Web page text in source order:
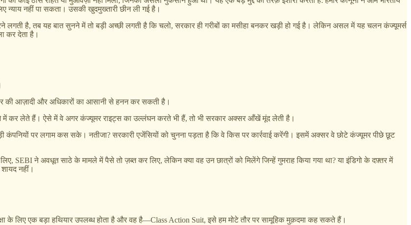
न्याय नहीं पा सकता। उसकी खुदमुख्तारी छीन ली गई है।
है, तब यह बात सुनने में तो बड़ी अच्छी लगती है कि चलो, सरकार ही गरीबों का मसीहा बनकर खड़ी हो गई है। लेकिन असल में यह चलन कंज्यूमर्स
कर देता है।
की आज़ादी और अधिकारों का आसानी से हनन कर सकती है।
में कर लेते हैं। ऐसे में वे अगर कंज्यूमर राइट्स का उल्लंघन करते भी हैं, तो भी सरकार अक्सर आँखें मूंद लेती है।
कंपनियों पर लगाम कस सके। नतीजा? सरकारी एजेंसियों को चुनना पड़ता है कि वे किस पर कार्रवाई करेंगी। इसमें अक्सर वे छोटे कंज्यूमर पीछे छूट
SEBI ने अवधूत साठे के मामले में पैसे तो ज़ब्त कर लिए, लेकिन क्या वह उन छात्रों को मिलेंगे जिन्हें गुमराह किया गया था? या इंडिगो के दफ़्तर में
नहीं।
के लिए एक बड़ा हथियार उपलब्ध होता है और वह है—Class Action Suit, इसे हम मोटे तौर पर सामूहिक मुक़दमा कह सकते हैं।